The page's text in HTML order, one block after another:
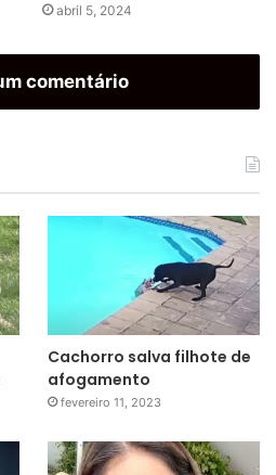
abril 5, 2024
comentário
Cachorro salva filhote de
afogamento
fevereiro 11, 2023